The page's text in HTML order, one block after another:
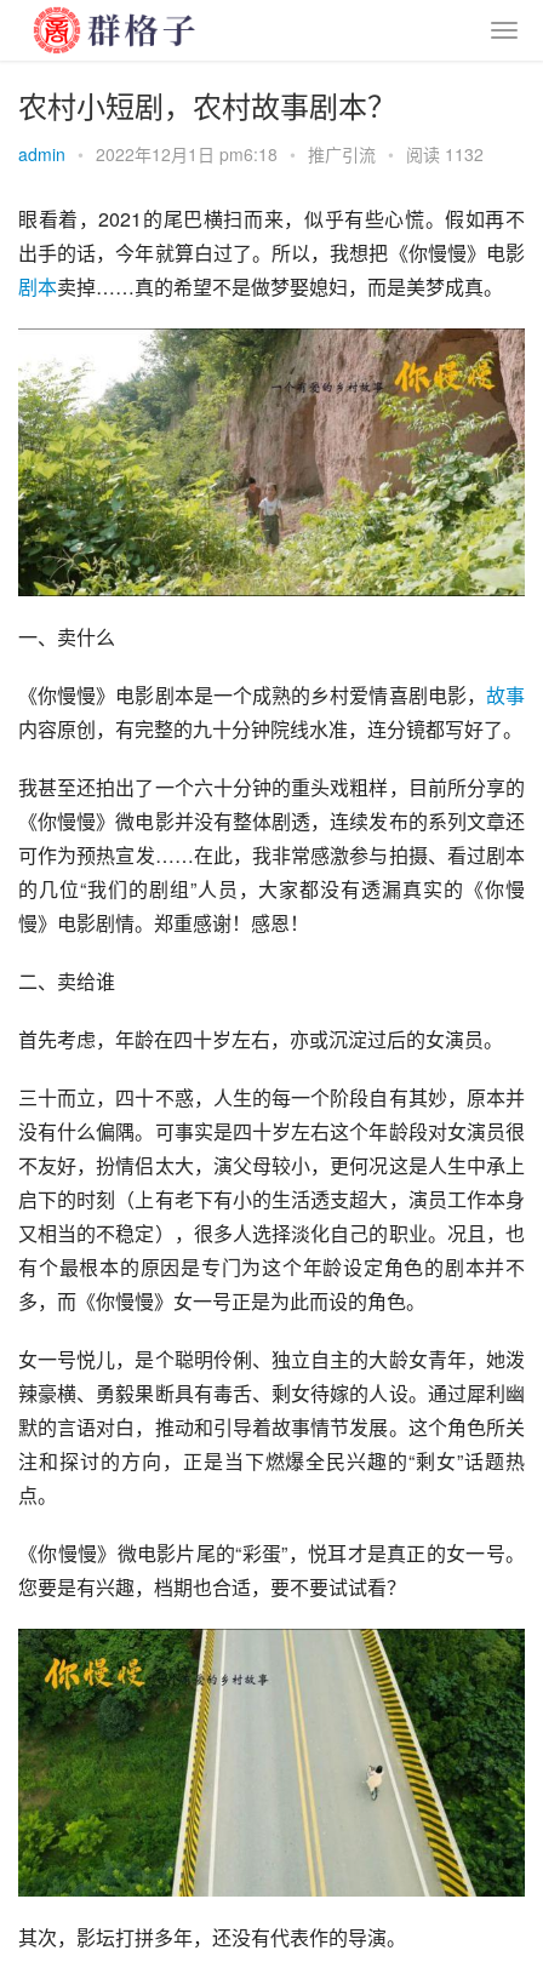
农村小短剧，农村故事剧本？
admin • 2022年12月1日 pm6:18 • 推广引流 • 阅读 1132
眼看着，2021的尾巴横扫而来，似乎有些心慌。假如再不
出手的话，今年就算白过了。所以，我想把《你慢慢》电影
剧本卖掉……真的希望不是做梦娶媳妇，而是美梦成真。
一、卖什么
《你慢慢》电影剧本是一个成熟的乡村爱情喜剧电影， 故事
内容原创，有完整的九十分钟院线水准，连分镜都写好了。
我甚至还拍出了一个六十分钟的重头戏粗样，目前所分享的
《你慢慢》微电影并没有整体剧透，连续发布的系列文章还
可作为预热宣发……在此，我非常感激参与拍摄、看过剧本
的几位“我们的剧组”人员，大家都没有透漏真实的《你慢
慢》电影剧情。郑重感谢！感恩！
二、卖给谁
首先考虑，年龄在四十岁左右，亦或沉淀过后的女演员。
三十而立，四十不惑，人生的每一个阶段自有其妙，原本并
没有什么偏隅。可事实是四十岁左右这个年龄段对女演员很
不友好，扮情侣太大，演父母较小，更何况这是人生中承上
启下的时刻（上有老下有小的生活透支超大，演员工作本身
又相当的不稳定），很多人选择淡化自己的职业。况且，也
有个最根本的原因是专门为这个年龄设定角色的剧本并不
多，而《你慢慢》女一号正是为此而设的角色。
女一号悦儿，是个聪明伶俐、独立自主的大龄女青年，她泼
辣豪横、勇毅果断具有毒舌、剩女待嫁的人设。通过犀利幽
默的言语对白，推动和引导着故事情节发展。这个角色所关
注和探讨的方向，正是当下燃爆全民兴趣的“剩女”话题热
点。
《你慢慢》微电影片尾的“彩蛋”，悦耳才是真正的女一号。
您要是有兴趣，档期也合适，要不要试试看？
其次，影坛打拼多年，还没有代表作的导演。